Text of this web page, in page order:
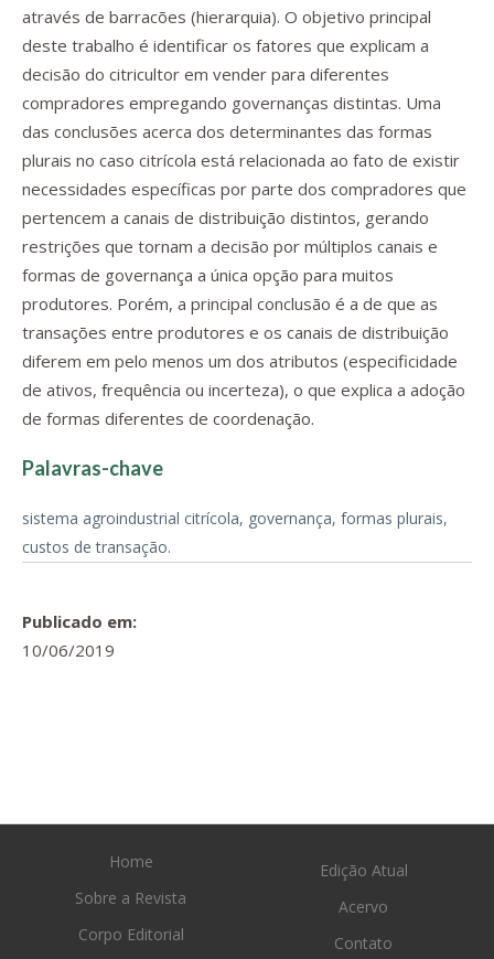
através de barracões (hierarquia). O objetivo principal
deste trabalho é identificar os fatores que explicam a
decisão do citricultor em vender para diferentes
compradores empregando governanças distintas. Uma
das conclusões acerca dos determinantes das formas
plurais no caso citrícola está relacionada ao fato de existir
necessidades específicas por parte dos compradores que
pertencem a canais de distribuição distintos, gerando
restrições que tornam a decisão por múltiplos canais e
formas de governança a única opção para muitos
produtores. Porém, a principal conclusão é a de que as
transações entre produtores e os canais de distribuição
diferem em pelo menos um dos atributos (especificidade
de ativos, frequência ou incerteza), o que explica a adoção
de formas diferentes de coordenação.
Palavras-chave
sistema agroindustrial citrícola, governança, formas plurais,
custos de transação.
Publicado em:
10/06/2019
Home
Sobre a Revista
Corpo Editorial
Edição Atual
Acervo
Contato